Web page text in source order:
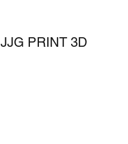
JJG PRINT 3D